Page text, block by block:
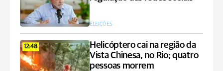
ELEIÇÕES
12:48
Helicóptero cai na região da
Vista Chinesa, no Rio; quatro
pessoas morrem